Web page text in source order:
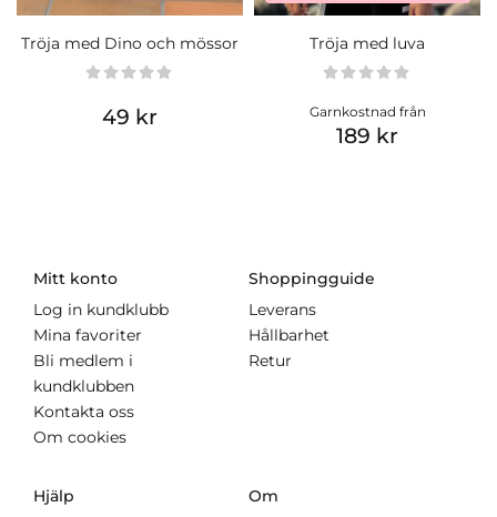
Tröja med Dino och mössor
49 kr
Tröja med luva
Garnkostnad från
189 kr
Mitt konto
Log in kundklubb
Mina favoriter
Bli medlem i
kundklubben
Kontakta oss
Om cookies
Shoppingguide
Leverans
Hållbarhet
Retur
Hjälp Om